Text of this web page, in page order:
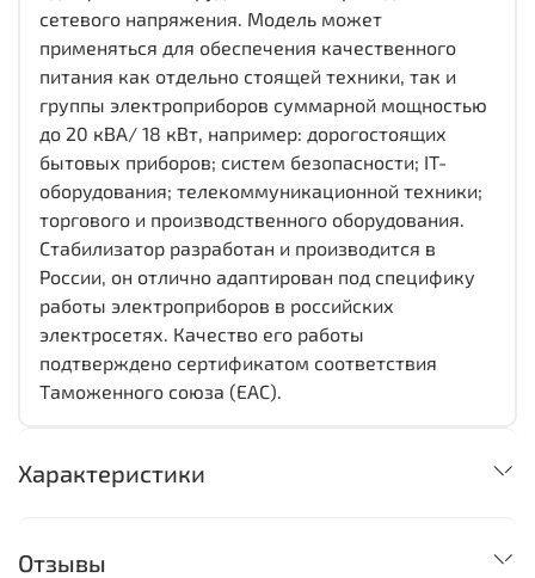
сетевого напряжения. Модель может
применяться для обеспечения качественного
питания как отдельно стоящей техники, так и
группы электроприборов суммарной мощностью
до 20 кВА/ 18 кВт, например: дорогостоящих
бытовых приборов; систем безопасности; IT-
оборудования; телекоммуникационной техники;
торгового и производственного оборудования.
Стабилизатор разработан и производится в
России, он отлично адаптирован под специфику
работы электроприборов в российских
электросетях. Качество его работы
подтверждено сертификатом соответствия
Таможенного союза (EAC).
Характеристики
Отзывы